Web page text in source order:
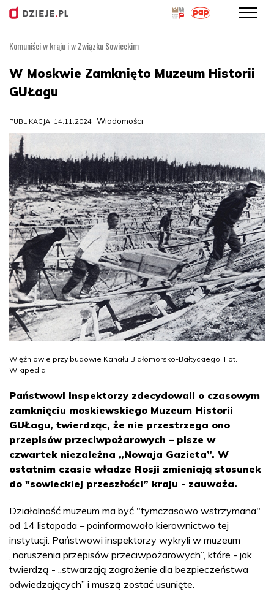
Przejdź
treści
Komuniści w kraju i w Związku Sowieckim
W Moskwie Zamknięto Muzeum Historii
GUŁagu
PUBLIKACJA: 14.11.2024 Wiadomości
Więźniowie przy budowie Kanału Białomorsko-Bałtyckiego. Fot.
Wikipedia
Państwowi inspektorzy zdecydowali o czasowym
zamknięciu moskiewskiego Muzeum Historii
GUŁagu, twierdząc, że nie przestrzega ono
przepisów przeciwpożarowych – pisze w
czwartek niezależna „Nowaja Gazieta”. W
ostatnim czasie władze Rosji zmieniają stosunek
do "sowieckiej przeszłości” kraju - zauważa.
Działalność muzeum ma być "tymczasowo wstrzymana"
od 14 listopada – poinformowało kierownictwo tej
instytucji. Państwowi inspektorzy wykryli w muzeum
„naruszenia przepisów przeciwpożarowych”, które - jak
twierdzą - „stwarzają zagrożenie dla bezpieczeństwa
odwiedzających” i muszą zostać usunięte.